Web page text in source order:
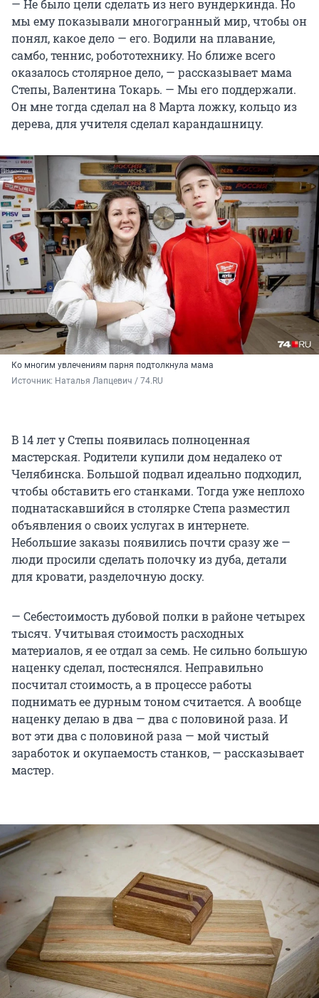
— Не было цели сделать из него вундеркинда. Но
мы ему показывали многогранный мир, чтобы он
понял, какое дело — его. Водили на плавание,
самбо, теннис, робототехнику. Но ближе всего
оказалось столярное дело, — рассказывает мама
Степы, Валентина Токарь. — Мы его поддержали.
Он мне тогда сделал на 8 Марта ложку, кольцо из
дерева, для учителя сделал карандашницу.
Ко многим увлечениям парня подтолкнула мама
Источник: Наталья Лапцевич / 74.RU
В 14 лет у Степы появилась полноценная
мастерская. Родители купили дом недалеко от
Челябинска. Большой подвал идеально подходил,
чтобы обставить его станками. Тогда уже неплохо
поднатаскавшийся в столярке Степа разместил
объявления о своих услугах в интернете.
Небольшие заказы появились почти сразу же —
люди просили сделать полочку из дуба, детали
для кровати, разделочную доску.
— Себестоимость дубовой полки в районе четырех
тысяч. Учитывая стоимость расходных
материалов, я ее отдал за семь. Не сильно большую
наценку сделал, постеснялся. Неправильно
посчитал стоимость, а в процессе работы
поднимать ее дурным тоном считается. А вообще
наценку делаю в два — два с половиной раза. И
вот эти два с половиной раза — мой чистый
заработок и окупаемость станков, — рассказывает
мастер.